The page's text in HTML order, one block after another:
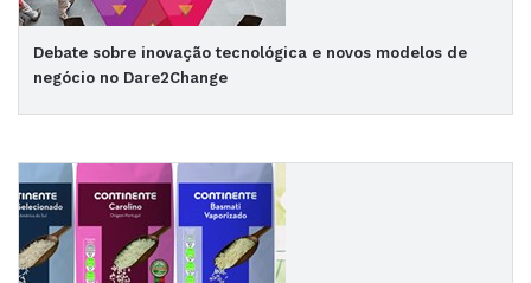
Debate sobre inovação tecnológica e novos modelos de
negócio no Dare2Change